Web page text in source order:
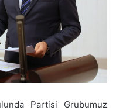
Partisi Grubumuz